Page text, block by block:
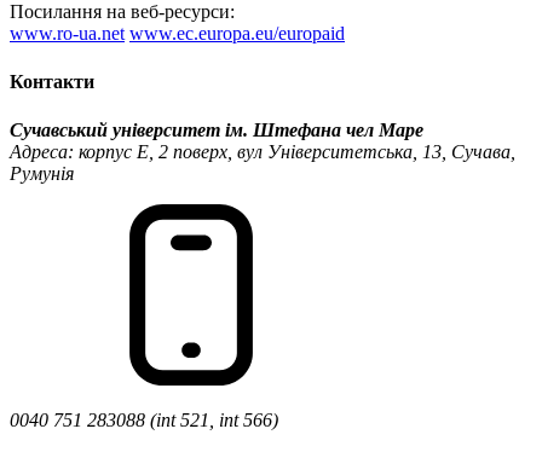
Посилання на веб-ресурси:
www.ro-ua.net www.ec.europa.eu/europaid
Контакти
Сучавський університет ім. Штефана чел Маре
Адреса: корпус Е, 2 поверх, вул Університетська, 13, Сучава,
Румунія
0040 751 283088 (int 521, int 566)